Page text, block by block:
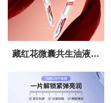
藏红花微囊共生油液次